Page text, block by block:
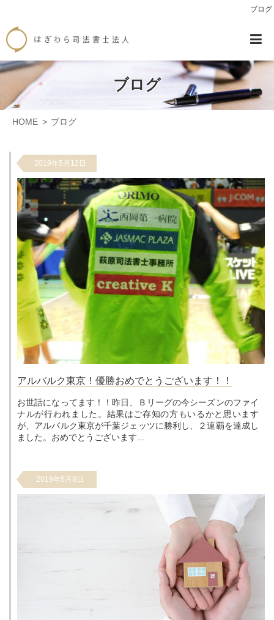
ブログ
ブログ
HOME ブログ
2019年5月12日
アルバルク東京！優勝おめでとうございます！！
お世話になってます！！昨日、Ｂリーグの今シーズンのファイ
ナルが行われました。結果はご存知の方もいるかと思います
が、アルバルク東京が千葉ジェッツに勝利し、２連覇を達成し
ました。おめでとうございます...
2019年5月8日